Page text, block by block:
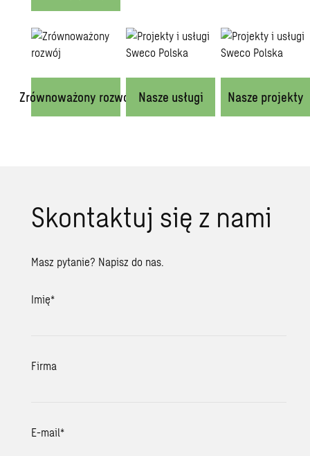
Zrównoważony rozwój Nasze usługi Nasze projekty
Skontaktuj się z nami
Masz pytanie? Napisz do nas.
Imię*
Firma
E-mail*